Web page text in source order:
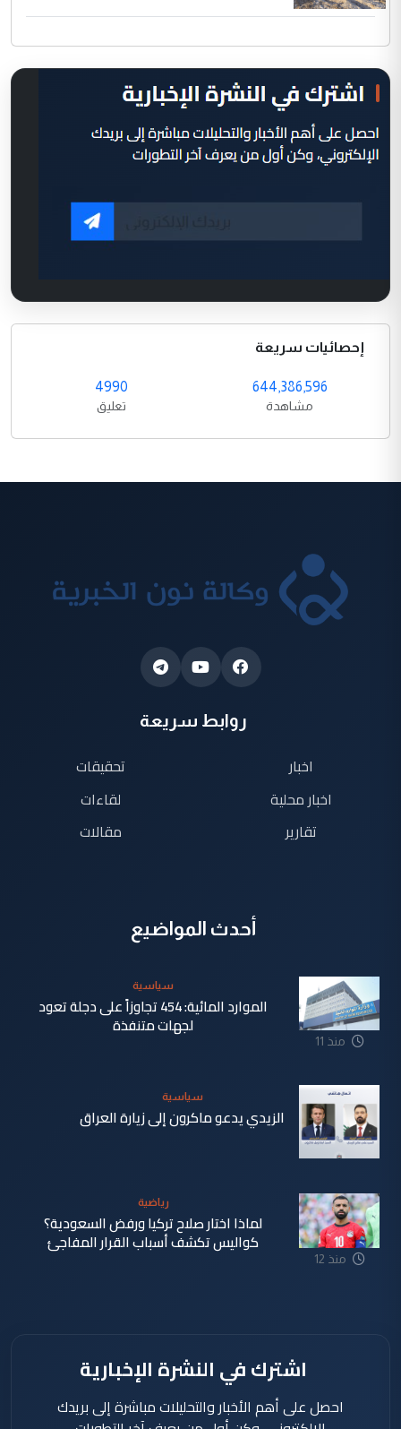
إحصائيات سريعة
644,386,596
مشاهدة
4990
تعليق
روابط سريعة
اخبار
اخبار محلية
تقارير
تحقيقات
لقاءات
مقالات
أحدث المواضيع
منذ 11
سياسية
الموارد المائية: 454 تجاوزاً على دجلة تعود
لجهات متنفذة
ساعة
سياسية
الزيدي يدعو ماكرون إلى زيارة العراق
منذ 12
رياضية
لماذا اختار صلاح تركيا ورفض السعودية؟
كواليس تكشف أسباب القرار المفاجئ
اشترك في النشرة الإخبارية
احصل على أهم الأخبار والتحليلات مباشرة إلى بريدك